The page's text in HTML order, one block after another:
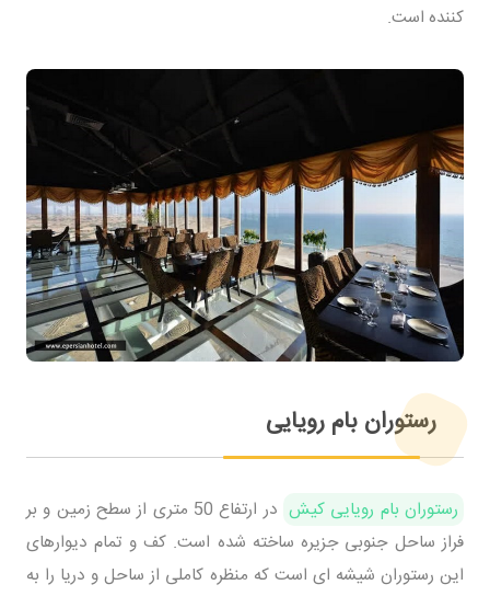
کننده است.
رستوران بام رویایی
رستوران بام رویایی کیش
در ارتفاع 50 متری از سطح زمین و بر
فراز ساحل جنوبی جزیره ساخته شده است. کف و تمام دیوارهای
این رستوران شیشه ای است که منظره کاملی از ساحل و دریا را به